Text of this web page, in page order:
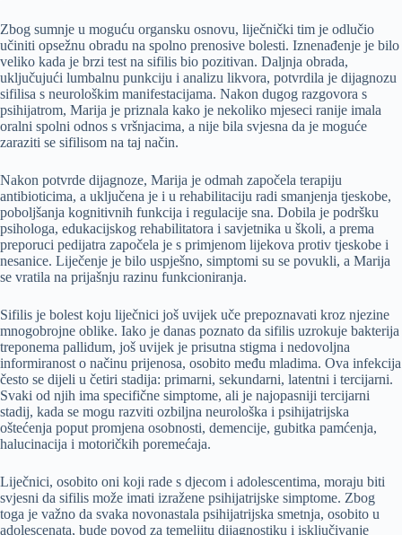
Zbog sumnje u moguću organsku osnovu, liječnički tim je odlučio
učiniti opsežnu obradu na spolno prenosive bolesti. Iznenađenje je bilo
veliko kada je brzi test na sifilis bio pozitivan. Daljnja obrada,
uključujući lumbalnu punkciju i analizu likvora, potvrdila je dijagnozu
sifilisa s neurološkim manifestacijama. Nakon dugog razgovora s
psihijatrom, Marija je priznala kako je nekoliko mjeseci ranije imala
oralni spolni odnos s vršnjacima, a nije bila svjesna da je moguće
zaraziti se sifilisom na taj način.
Nakon potvrde dijagnoze, Marija je odmah započela terapiju
antibioticima, a uključena je i u rehabilitaciju radi smanjenja tjeskobe,
poboljšanja kognitivnih funkcija i regulacije sna. Dobila je podršku
psihologa, edukacijskog rehabilitatora i savjetnika u školi, a prema
preporuci pedijatra započela je s primjenom lijekova protiv tjeskobe i
nesanice. Liječenje je bilo uspješno, simptomi su se povukli, a Marija
se vratila na prijašnju razinu funkcioniranja.
Sifilis je bolest koju liječnici još uvijek uče prepoznavati kroz njezine
mnogobrojne oblike. Iako je danas poznato da sifilis uzrokuje bakterija
treponema pallidum, još uvijek je prisutna stigma i nedovoljna
informiranost o načinu prijenosa, osobito među mladima. Ova infekcija
često se dijeli u četiri stadija: primarni, sekundarni, latentni i tercijarni.
Svaki od njih ima specifične simptome, ali je najopasniji tercijarni
stadij, kada se mogu razviti ozbiljna neurološka i psihijatrijska
oštećenja poput promjena osobnosti, demencije, gubitka pamćenja,
halucinacija i motoričkih poremećaja.
Liječnici, osobito oni koji rade s djecom i adolescentima, moraju biti
svjesni da sifilis može imati izražene psihijatrijske simptome. Zbog
toga je važno da svaka novonastala psihijatrijska smetnja, osobito u
adolescenata, bude povod za temeljitu dijagnostiku i isključivanje